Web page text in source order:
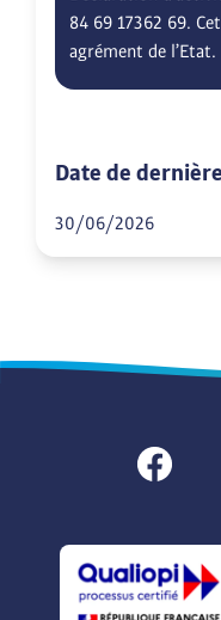
84 69 17362 69.
agrément de l’Etat.
Date de
30/06/2026